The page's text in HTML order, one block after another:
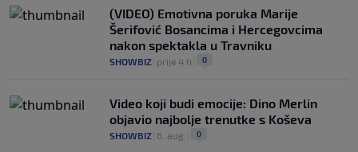
(VIDEO) Emotivna poruka Marije
Šerifović Bosancima i Hercegovcima
nakon spektakla u Travniku
SHOWBIZ prije 4 h 0
Video koji budi emocije: Dino Merlin
objavio najbolje trenutke s Koševa
SHOWBIZ 6. aug. 0